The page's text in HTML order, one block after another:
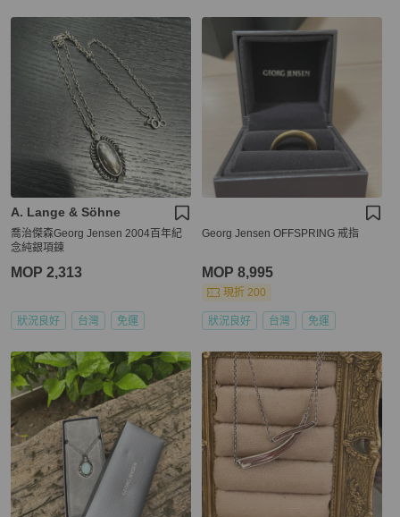
A. Lange & Söhne
喬治傑森Georg Jensen 2004百年紀
念純銀項鍊
MOP 2,313
狀況良好 台灣 免運
Georg Jensen OFFSPRING 戒指
MOP 8,995
現折 200
狀況良好 台灣 免運